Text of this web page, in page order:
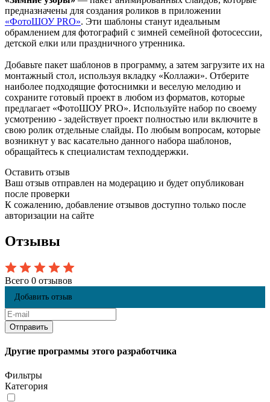
предназначены для создания роликов в приложении
«ФотоШОУ PRO». Эти шаблоны станут идеальным
обрамлением для фотографий с зимней семейной фотосессии,
детской елки или праздничного утренника.
Добавьте пакет шаблонов в программу, а затем загрузите их на
монтажный стол, используя вкладку «Коллажи». Отберите
наиболее подходящие фотоснимки и веселую мелодию и
сохраните готовый проект в любом из форматов, которые
предлагает «ФотоШОУ PRO». Используйте набор по своему
усмотрению - задействует проект полностью или включите в
свою ролик отдельные слайды. По любым вопросам, которые
возникнут у вас касательно данного набора шаблонов,
обращайтесь к специалистам техподдержки.
Оставить отзыв
Ваш отзыв отправлен на модерацию и будет опубликован
после проверки
К сожалению, добавление отзывов доступно только после
авторизации на сайте
Отзывы
Всего 0 отзывов
Добавить отзыв
Другие программы этого разработчика
Фильтры
Категория